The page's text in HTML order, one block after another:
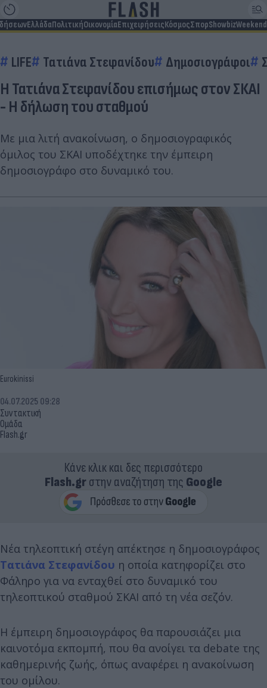
ΕλλάδαΠολιτικήΟικονομίαΕπιχειρήσειςΚόσμοςΣπορShowbizWeekend
LIFE Τατιάνα Στεφανίδου Δημοσιογράφοι
Η Τατιάνα Στεφανίδου επισήμως στον ΣΚΑΙ
- Η δήλωση του σταθμού
Με μια λιτή ανακοίνωση, ο δημοσιογραφικός
όμιλος του ΣΚΑΙ υποδέχτηκε την έμπειρη
δημοσιογράφο στο δυναμικό του.
Eurokinissi
Συντακτική
Ομάδα
Flash.gr
04.07.2025 09:28
Κάνε κλικ και δες περισσότερο
Flash.grστην αναζήτηση της Google
Νέα τηλεοπτική στέγη απέκτησε η δημοσιογράφος
Τατιάνα Στεφανίδου η οποία κατηφορίζει στο
Φάληρο για να ενταχθεί στο δυναμικό του
τηλεοπτικού σταθμού ΣΚΑΙ από τη νέα σεζόν.
Η έμπειρη δημοσιογράφος θα παρουσιάζει μια
καινοτόμα εκπομπή, που θα ανοίγει τα debate της
καθημερινής ζωής, όπως αναφέρει η ανακοίνωση
του ομίλου.